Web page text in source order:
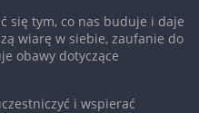
się tym, co nas buduje i daje
wiarę w siebie, zaufanie do
obawy dotyczące
i wspierać